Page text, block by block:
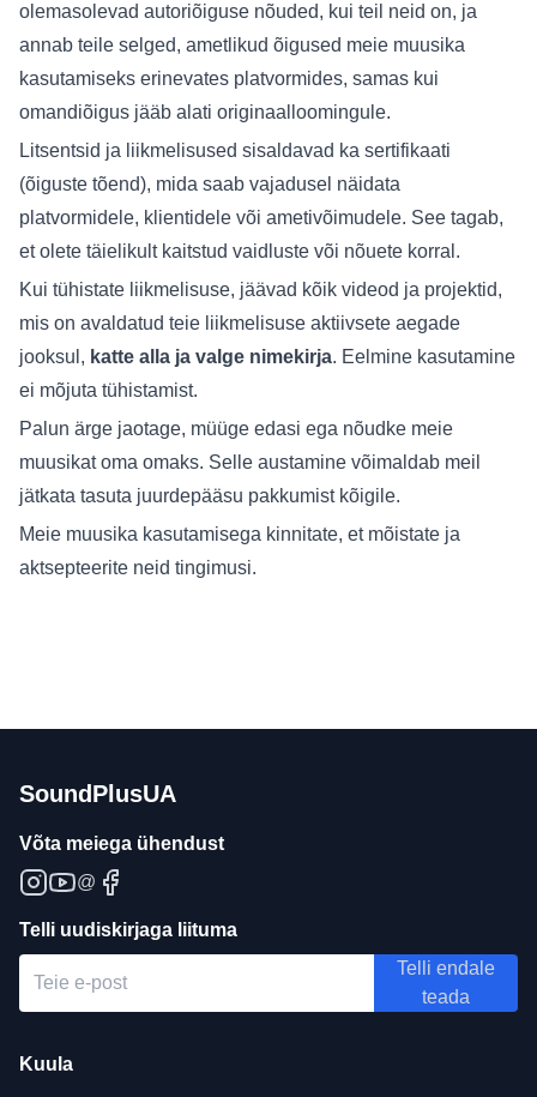
olemasolevad autoriõiguse nõuded, kui teil neid on, ja
annab teile selged, ametlikud õigused meie muusika
kasutamiseks erinevates platvormides, samas kui
omandiõigus jääb alati originaalloomingule.
Litsentsid ja liikmelisused sisaldavad ka sertifikaati
(õiguste tõend), mida saab vajadusel näidata
platvormidele, klientidele või ametivõimudele. See tagab,
et olete täielikult kaitstud vaidluste või nõuete korral.
Kui tühistate liikmelisuse, jäävad kõik videod ja projektid,
mis on avaldatud teie liikmelisuse aktiivsete aegade
jooksul, katte alla ja valge nimekirja. Eelmine kasutamine
ei mõjuta tühistamist.
Palun ärge jaotage, müüge edasi ega nõudke meie
muusikat oma omaks. Selle austamine võimaldab meil
jätkata tasuta juurdepääsu pakkumist kõigile.
Meie muusika kasutamisega kinnitate, et mõistate ja
aktsepteerite neid tingimusi.
SoundPlusUA
Võta meiega ühendust
@
Telli uudiskirjaga liituma
Telli endale
teada
Kuula